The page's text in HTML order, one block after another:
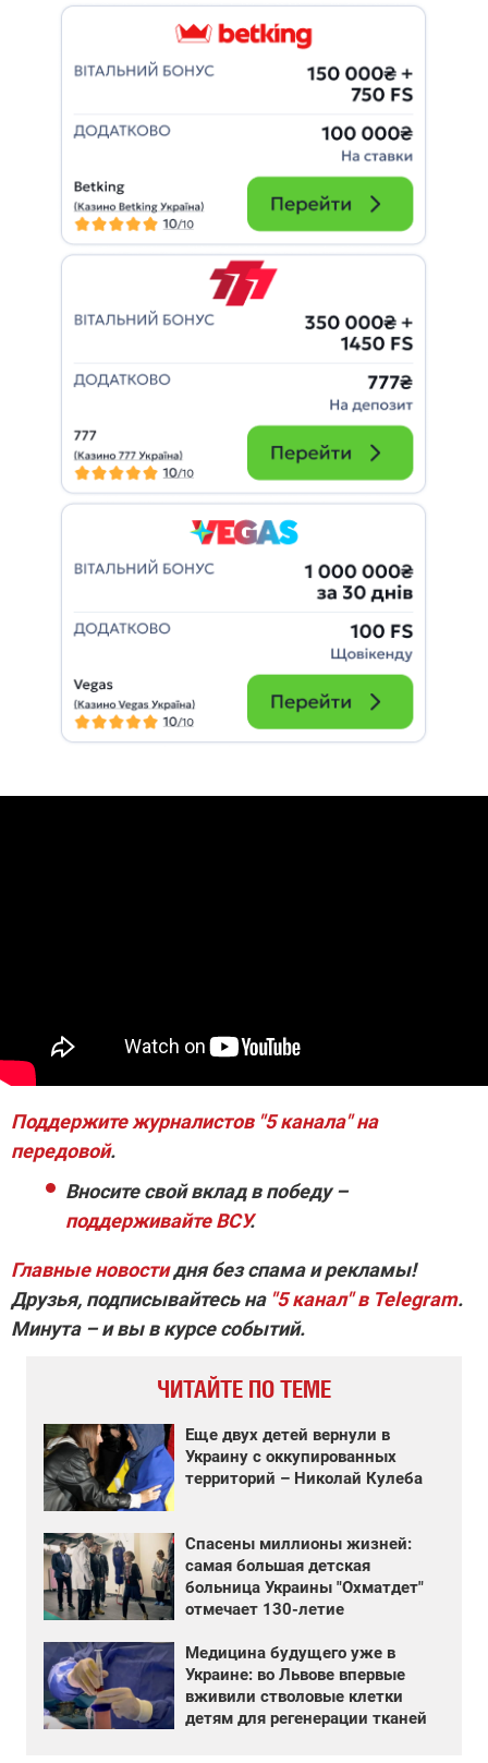
Поддержите журналистов "5 канала" на
передовой.
Вносите свой вклад в победу –
поддерживайте ВСУ.
Главные новостидня без спама и рекламы!
Друзья, подписывайтесь на "5 канал" в Telegram.
Минута – и вы в курсе событий.
ЧИТАЙТЕ ПО ТЕМЕ
Еще двух детей вернули в
Украину с оккупированных
территорий – Николай Кулеба
Спасены миллионы жизней:
самая большая детская
больница Украины "Охматдет"
отмечает 130-летие
Медицина будущего уже в
Украине: во Львове впервые
вживили стволовые клетки
детям для регенерации тканей